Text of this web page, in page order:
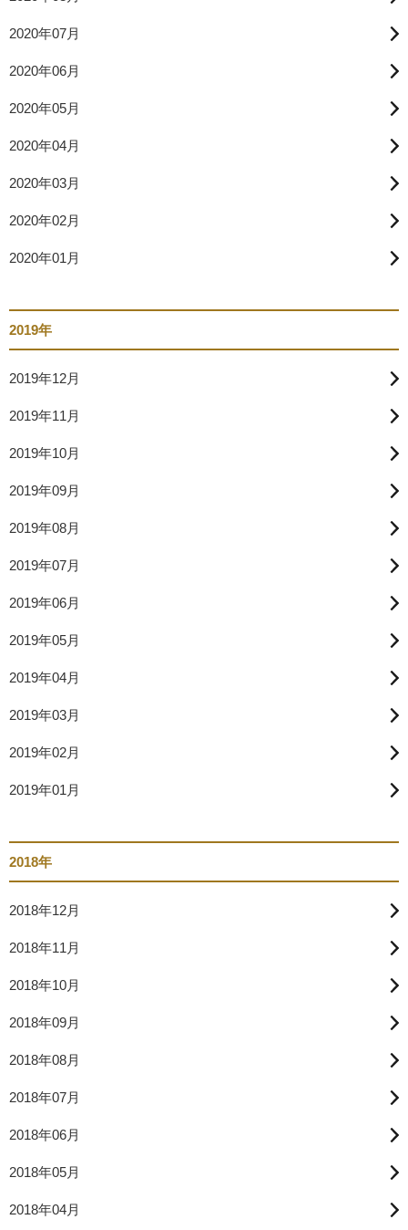
2020年07月
2020年06月
2020年05月
2020年04月
2020年03月
2020年02月
2020年01月
2019年
2019年12月
2019年11月
2019年10月
2019年09月
2019年08月
2019年07月
2019年06月
2019年05月
2019年04月
2019年03月
2019年02月
2019年01月
2018年
2018年12月
2018年11月
2018年10月
2018年09月
2018年08月
2018年07月
2018年06月
2018年05月
2018年04月